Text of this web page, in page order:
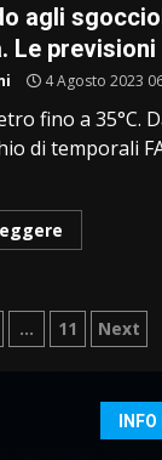
agli
Le previsioni
4 Agosto 2023
fino a 35°C.
di temporali
… 11 Next
INFO